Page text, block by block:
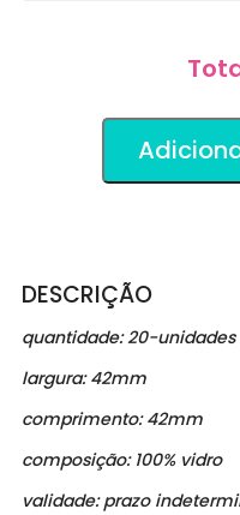
DESCRIÇÃO
quantidade: 20-unidades
largura: 42mm
comprimento: 42mm
composição: 100% vidro
validade: prazo